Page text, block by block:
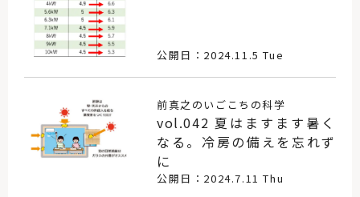
公開日：2024.11.5 Tue
前真之のいごこちの科学
vol.042 夏はますます暑く
なる。冷房の備えを忘れず
に
公開日：2024.7.11 Thu